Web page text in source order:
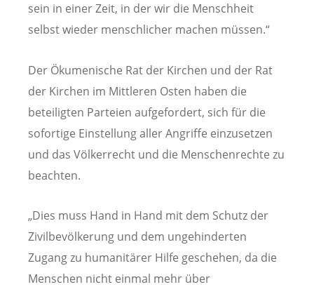
sein in einer Zeit, in der wir die Menschheit
selbst wieder menschlicher machen müssen.“
Der Ökumenische Rat der Kirchen und der Rat
der Kirchen im Mittleren Osten haben die
beteiligten Parteien aufgefordert, sich für die
sofortige Einstellung aller Angriffe einzusetzen
und das Völkerrecht und die Menschenrechte zu
beachten.
„Dies muss Hand in Hand mit dem Schutz der
Zivilbevölkerung und dem ungehinderten
Zugang zu humanitärer Hilfe geschehen, da die
Menschen nicht einmal mehr über